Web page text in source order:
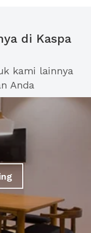
di Kaspa
kami lainnya
Anda